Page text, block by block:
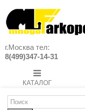
г.Москва тел:
8(499)347-14-31
КАТАЛОГ